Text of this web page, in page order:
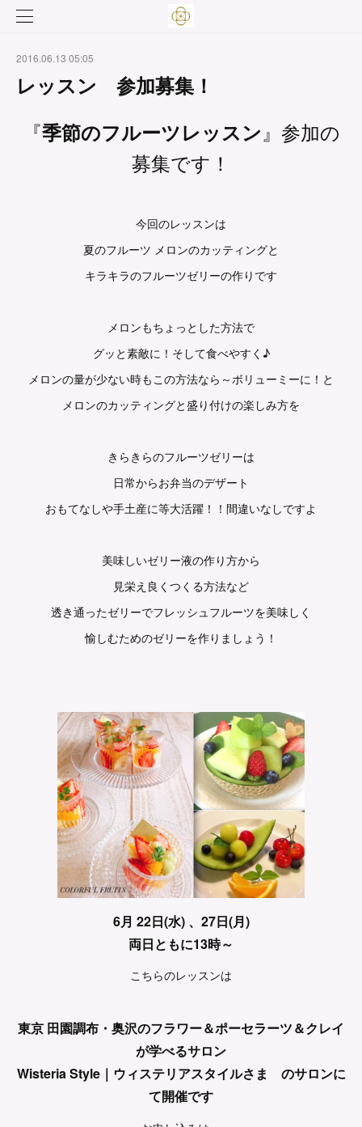
2016.06.13 05:05
レッスン 参加募集！
『季節のフルーツレッスン』参加の
募集です！
今回のレッスンは
夏のフルーツ メロンのカッティングと
キラキラのフルーツゼリーの作りです
メロンもちょっとした方法で
グッと素敵に！そして食べやすく♪
メロンの量が少ない時もこの方法なら～ボリューミーに！と
メロンのカッティングと盛り付けの楽しみ方を
きらきらのフルーツゼリーは
日常からお弁当のデザート
おもてなしや手土産に等大活躍！！間違いなしですよ
美味しいゼリー液の作り方から
見栄え良くつくる方法など
透き通ったゼリーでフレッシュフルーツを美味しく
愉しむためのゼリーを作りましょう！
6月 22日(水) 、27日(月)
両日ともに13時～
こちらのレッスンは
東京 田園調布・奥沢のフラワー＆ポーセラーツ＆クレイ
が学べるサロン
Wisteria Style｜ウィステリアスタイルさま のサロンに
て開催です